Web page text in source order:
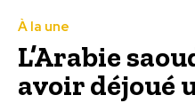
À la une
L’Arabie
avoir déjoué